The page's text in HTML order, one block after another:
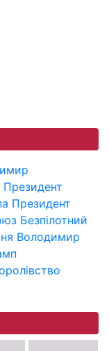
Президент
Президент
Безпілотний
Володимир